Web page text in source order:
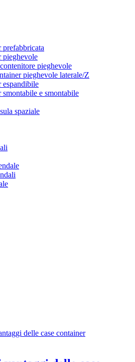
prefabbricata
pieghevole
pieghevole
pieghevole laterale/Z
espandibile
smontabile e smontabile
spaziale